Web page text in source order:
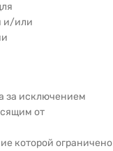
и/или
за исключением
от
которой ограничено